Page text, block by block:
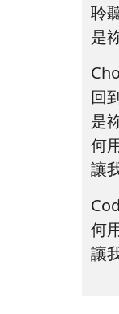
聆
是
回
是
何
讓
何
讓